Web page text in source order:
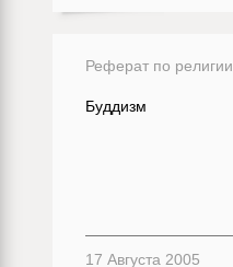
Реферат по религии
Буддизм
17 Августа 2005